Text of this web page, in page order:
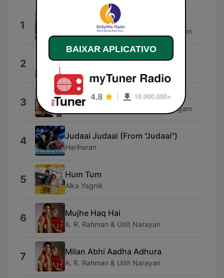
1 Naa Hone Denge
Nadeem - Shravan & Sadhana Sargam
2 Yehi Hai Pyar
3 Mohabbat Se
Nadeem - Shravan & Sadhana Sargam
4 Judaai Judaai (From "Judaai")
Hariharan
5 Hum Tum
Alka Yagnik
6 Mujhe Haq Hai
A. R. Rahman & Udit Narayan
7 Milan Abhi Aadha Adhura
A. R. Rahman & Udit Narayan
BAIXAR APLICATIVO